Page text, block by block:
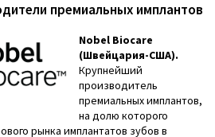
премиальных имплантов
Nobel Biocare
(Швейцария-США).
Крупнейший
производитель
премиальных имплантов,
на долю которого
рынка имплантатов зубов в